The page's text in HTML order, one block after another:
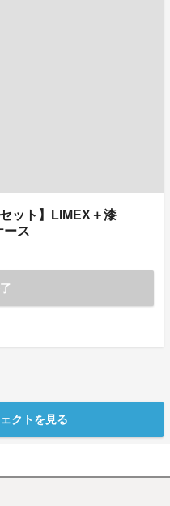
ット】LIMEX＋漆
ース
クトを見る